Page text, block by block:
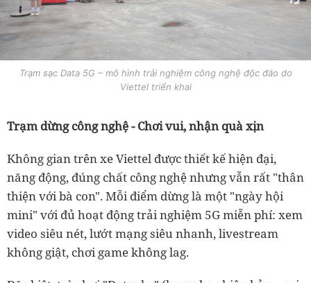
Trạm sạc Data 5G – mô hình trải nghiệm công nghệ độc đáo do
Viettel triển khai
Trạm dừng công nghệ - Chơi vui, nhận quà xịn
Không gian trên xe Viettel được thiết kế hiện đại,
năng động, đúng chất công nghệ nhưng vẫn rất "thân
thiện với bà con". Mỗi điểm dừng là một "ngày hội
mini" với đủ hoạt động trải nghiệm 5G miễn phí: xem
video siêu nét, lướt mạng siêu nhanh, livestream
không giật, chơi game không lag.